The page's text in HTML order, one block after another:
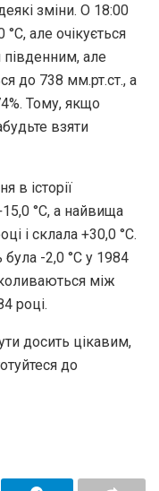
зміни. О 18:00
але очікується
але
до 738 мм.рт.ст., а
Тому, якщо
взяти
в історії
°С, а найвища
і склала +30,0 °С.
-2,0 °С у 1984
між
році.
досить цікавим,
до